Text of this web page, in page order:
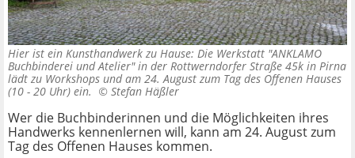
Hier ist ein Kunsthandwerk zu Hause: Die Werkstatt "ANKLAMO
Buchbinderei und Atelier" in der Rottwerndorfer Straße 45k in Pirna
lädt zu Workshops und am 24. August zum Tag des Offenen Hauses
(10 - 20 Uhr) ein. © Stefan Häßler
Wer die Buchbinderinnen und die Möglichkeiten ihres
Handwerks kennenlernen will, kann am 24. August zum
Tag des Offenen Hauses kommen.